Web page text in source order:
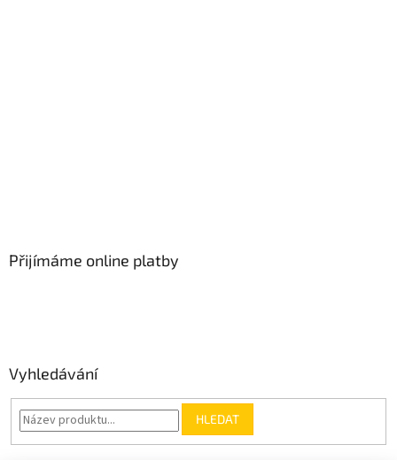
Přijímáme online platby
Vyhledávání
HLEDAT